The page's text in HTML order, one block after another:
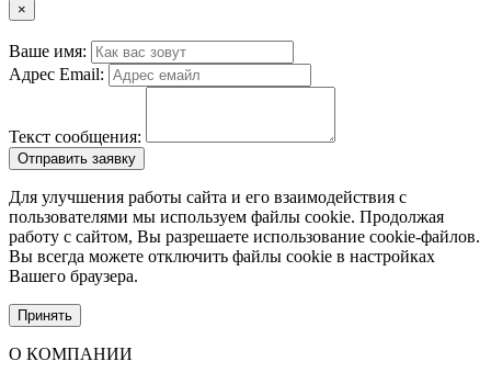
×
Ваше имя:
Адрес Email:
Текст сообщения:
Отправить заявку
Для улучшения работы сайта и его взаимодействия с
пользователями мы используем файлы cookie. Продолжая
работу с сайтом, Вы разрешаете использование cookie-файлов.
Вы всегда можете отключить файлы cookie в настройках
Вашего браузера.
Принять
О КОМПАНИИ